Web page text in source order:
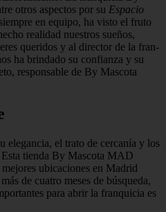
otros aspectos por su Espacio
en equi­po, ha visto el fruto
realidad nuestros sueños,
queridos y al director de la fran­
ha brindado su confianza y su
responsable de By Mascota
elegancia, el trato de cercanía y los
tienda By Mascota MAD
ubi­caciones en Madrid
de cuatro meses de búsqueda,
para abrir la franqui­cia es